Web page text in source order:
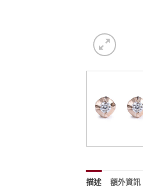
描述 額外資訊